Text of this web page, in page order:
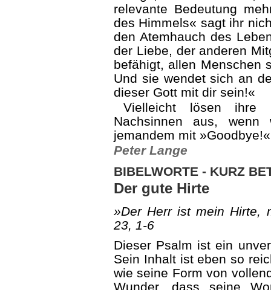
relevante Bedeutung
des Himmels« sagt ihr
den Atemhauch des
der Liebe, der anderen
befähigt, allen Menschen
Und sie wendet sich an
dieser Gott mit dir sein!«
Vielleicht lösen ihre
Nachsinnen aus,
jemandem mit
Peter Lange
BIBELWORTE - KURZ
Der gute Hirte
»Der Herr ist mein Hirte,
23, 1-6
Dieser Psalm ist ein
Sein Inhalt ist eben so
wie seine Form von
Wunder, dass seine